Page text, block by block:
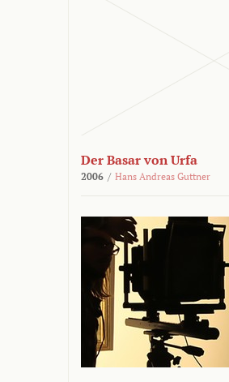
Der Basar von Urfa
2006 / Hans Andreas Guttner